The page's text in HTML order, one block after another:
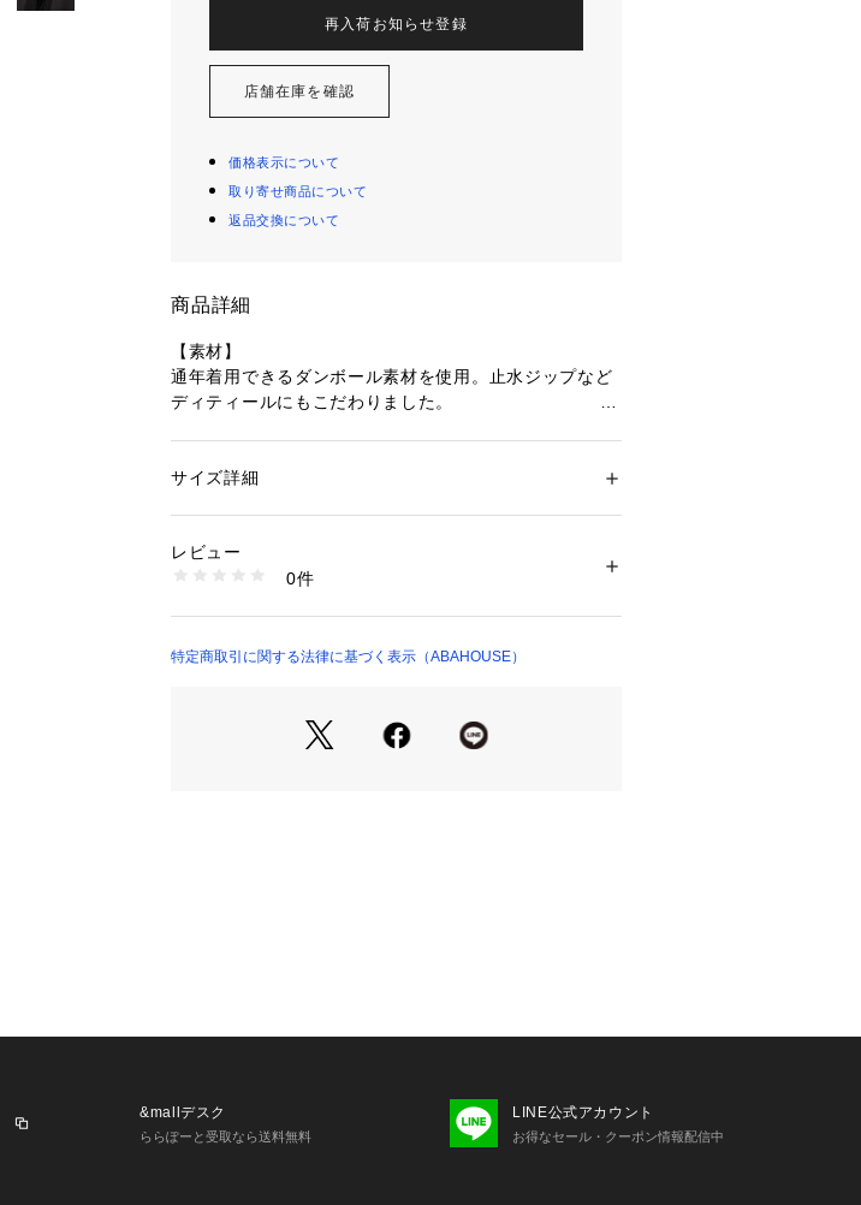
再入荷お知らせ登録
店舗在庫を確認
価格表示について
取り寄せ商品について
返品交換について
商品詳細
【素材】
通年着用できるダンボール素材を使用。止水ジップなど
ダンボール素材の表面の見え方に変化をつけた存在感の
なしですが、ブルゾンライクな見え方なので、秋口のラ
性別：メンズ
生産国：中国
1096700004345
サイズ詳細
レビュー
0件
特定商取引に関する法律に基づく表示（ABAHOUSE）
&mallデスク
ららぽーと受取なら送料無料
LINE公式アカウント
お得なセール・クーポン情報配信中